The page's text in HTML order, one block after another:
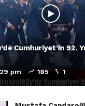
Cumhuriyet’in 92.
pm 185 1